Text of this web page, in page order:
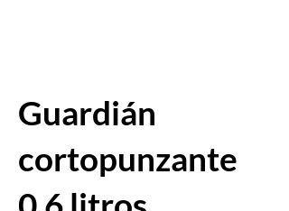
Guardián
cortopunzante